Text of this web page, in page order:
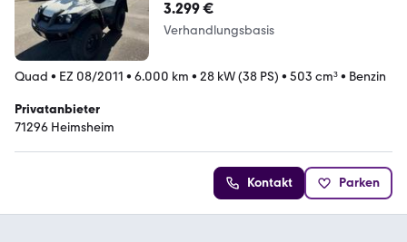
4x2#Koffer#Anhöngerkupplung
3.299 €
Verhandlungsbasis
Quad • EZ 08/2011 • 6.000 km • 28 kW (38 PS) • 503 cm³• Benzin
Privatanbieter
71296 Heimsheim
Kontakt Parken